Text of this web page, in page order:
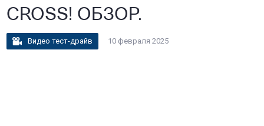
CROSS! ОБЗОР.
Видео тест-драйв 10 февраля 2025